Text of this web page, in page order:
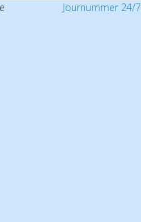
Journummer 24/7